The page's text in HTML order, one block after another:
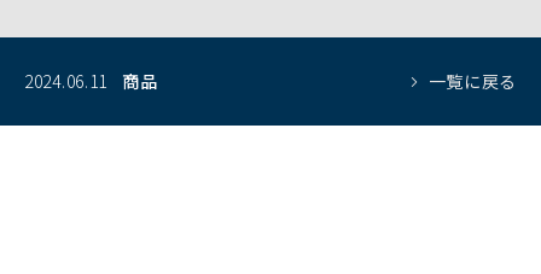
2024.06.11 商品 一覧に戻る